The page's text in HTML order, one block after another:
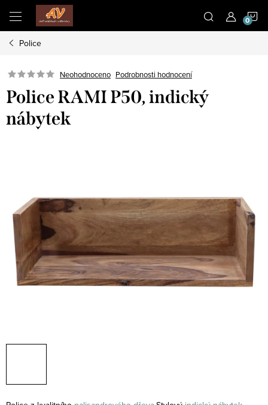
obsah
Police
Neohodnoceno Podrobnosti hodnocení
Police RAMI P50, indický
nábytek